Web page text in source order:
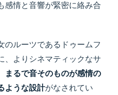
感情と音響が緊密に絡み合
のルーツであるドゥームフ
、よりシネマティックなサ
まるで音そのものが感情の
ような設計がなされてい